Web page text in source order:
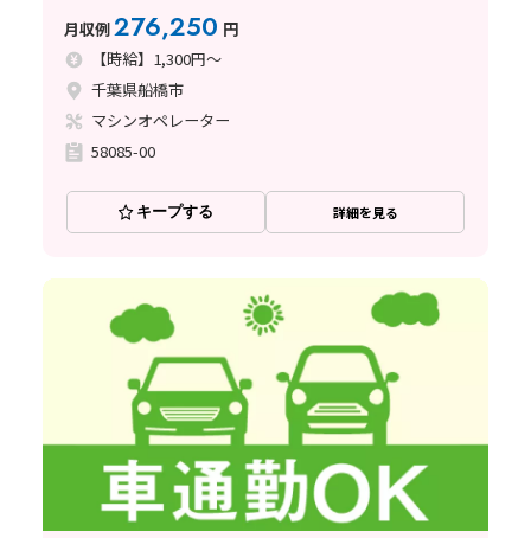
サイズにカットする業務
月収例276,250 円
【時給】1,300円～
千葉県船橋市
マシンオペレーター
58085-00
キープする 詳細を見る